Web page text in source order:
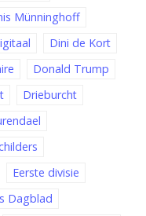
Münninghoff
Dini de Kort
Donald Trump
Drieburcht
Eerste divisie
Dagblad